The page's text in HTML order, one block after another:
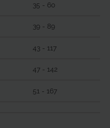
35 - 60
39 - 89
43 - 117
47 - 142
51 - 167